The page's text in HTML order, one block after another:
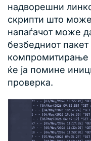
надворешни
скрипти што
напаѓачот може
безбедниот
компромитирање
ќе ја помине
проверка.